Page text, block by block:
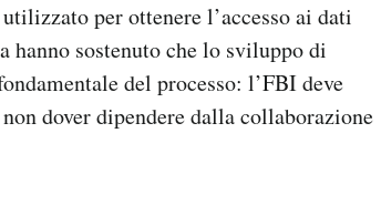
per ottenere l’accesso ai dati
sostenuto che lo sviluppo di
del processo: l’FBI deve
dover dipendere dalla collaborazione